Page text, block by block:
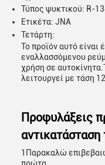
Τύπος ψυκτικού: R-
Ετικέτα: JNA
Τετάρτη:
Το προϊόν αυτό είναι
εναλλασσόμενου
χρήση σε
λειτουργεί με τάση
Προφυλάξεις
1Παρακαλώ